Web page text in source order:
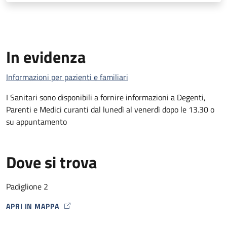
In evidenza
Informazioni per pazienti e familiari
I Sanitari sono disponibili a fornire informazioni a Degenti,
Parenti e Medici curanti dal lunedì al venerdì dopo le 13.30 o
su appuntamento
Dove si trova
Padiglione 2
APRI IN MAPPA
MAP ICON